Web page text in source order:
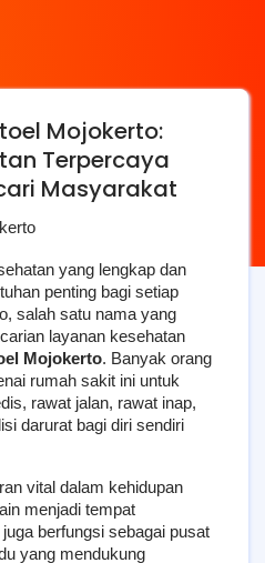
Mojokerto:
Terpercaya
Masyarakat
yang lengkap dan
penting bagi setiap
salah satu nama yang
layanan kesehatan
Mojokerto. Banyak orang
rumah sakit ini untuk
rawat jalan, rawat inap,
darurat bagi diri sendiri
vital dalam kehidupan
menjadi tempat
berfungsi sebagai pusat
yang mendukung